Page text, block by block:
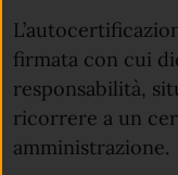
firmata con cui
responsabilità,
ricorrere a un
amministrazione.